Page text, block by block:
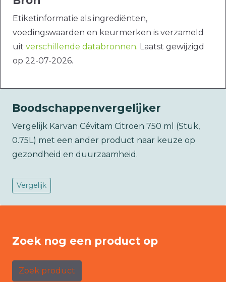
Etiketinformatie als ingrediënten,
voedingswaarden en keurmerken is verzameld
uit verschillende databronnen. Laatst gewijzigd
op 22-07-2026.
Boodschappenvergelijker
Vergelijk Karvan Cévitam Citroen 750 ml (Stuk,
0.75L) met een ander product naar keuze op
gezondheid en duurzaamheid.
Vergelijk
Zoek nog een product op
Zoek product